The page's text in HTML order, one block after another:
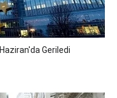
Geriledi